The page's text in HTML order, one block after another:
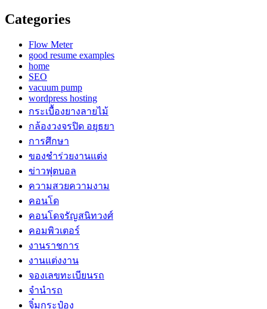
Categories
Flow Meter
good resume examples
home
SEO
vacuum pump
wordpress hosting
กระเบื้องยางลายไม้
กล้องวงจรปิด อยุธยา
การศึกษา
ของชำร่วยงานแต่ง
ข่าวฟุตบอล
ความสวยความงาม
คอนโด
คอนโดจรัญสนิทวงศ์
คอมพิวเตอร์
งานราชการ
งานแต่งงาน
จองเลขทะเบียนรถ
จำนำรถ
จิ๋มกระป๋อง